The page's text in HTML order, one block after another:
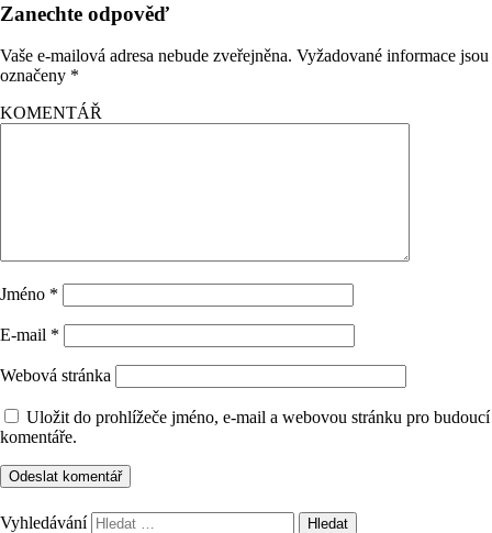
Zanechte odpověď
Vaše e-mailová adresa nebude zveřejněna. Vyžadované informace jsou
označeny *
KOMENTÁŘ
Jméno *
E-mail *
Webová stránka
Uložit do prohlížeče jméno, e-mail a webovou stránku pro budoucí
komentáře.
Vyhledávání